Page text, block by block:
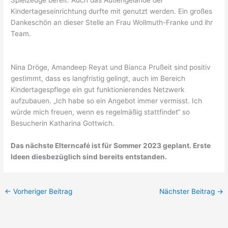
Kindertageseinrichtung durfte mit genutzt werden. Ein großes
Dankeschön an dieser Stelle an Frau Wollmuth-Franke und ihr
Team.
Nina Dröge, Amandeep Reyat und Bianca Prußeit sind positiv
gestimmt, dass es langfristig gelingt, auch im Bereich
Kindertagespflege ein gut funktionierendes Netzwerk
aufzubauen. „Ich habe so ein Angebot immer vermisst. Ich
würde mich freuen, wenn es regelmäßig stattfindet“ so
Besucherin Katharina Gottwich.
Das nächste Elterncafé ist für Sommer 2023 geplant. Erste
Ideen diesbezüglich sind bereits entstanden.
← Vorheriger Beitrag Nächster Beitrag →